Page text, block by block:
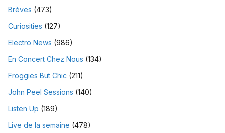
Brèves (473)
Curiosities (127)
Electro News (986)
En Concert Chez Nous (134)
Froggies But Chic (211)
John Peel Sessions (140)
Listen Up (189)
Live de la semaine (478)